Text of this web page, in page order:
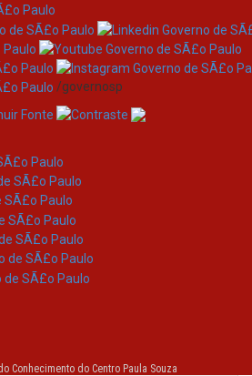
/governosp
Conhecimento do Centro Paula Souza